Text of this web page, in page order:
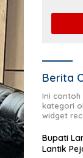
Berita
Ini contoh
kategori
widget
Bupati
Lantik